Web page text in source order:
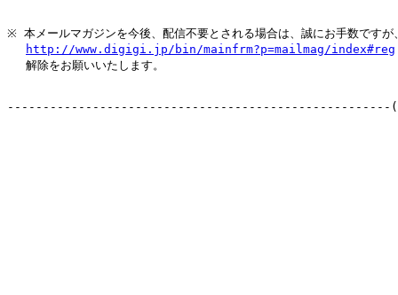
※ 本メールマガジンを今後、配信不要とされる場合は、誠にお手数ですが
http://www.digigi.jp/bin/mainfrm?p=mailmag/index#reg
解除をお願いいたします。
------------------------------------------------------(C)